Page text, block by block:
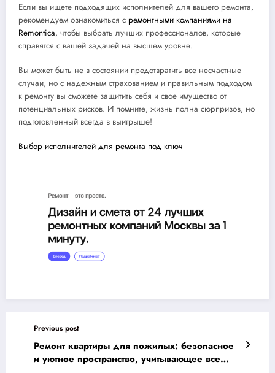
Если вы ищете подходящих исполнителей для вашего ремонта,
рекомендуем ознакомиться с ремонтными компаниями на
Remontica, чтобы выбрать лучших профессионалов, которые
справятся с вашей задачей на высшем уровне.
Вы может быть не в состоянии предотвратить все несчастные
случаи, но с надежным страхованием и правильным подходом
к ремонту вы сможете защитить себя и свое имущество от
потенциальных рисков. И помните, жизнь полна сюрпризов, но
подготовленный всегда в выигрыше!
Выбор исполнителей для ремонта под ключ
Previous post
Ремонт квартиры для пожилых: безопасное
и уютное пространство, учитывающее все